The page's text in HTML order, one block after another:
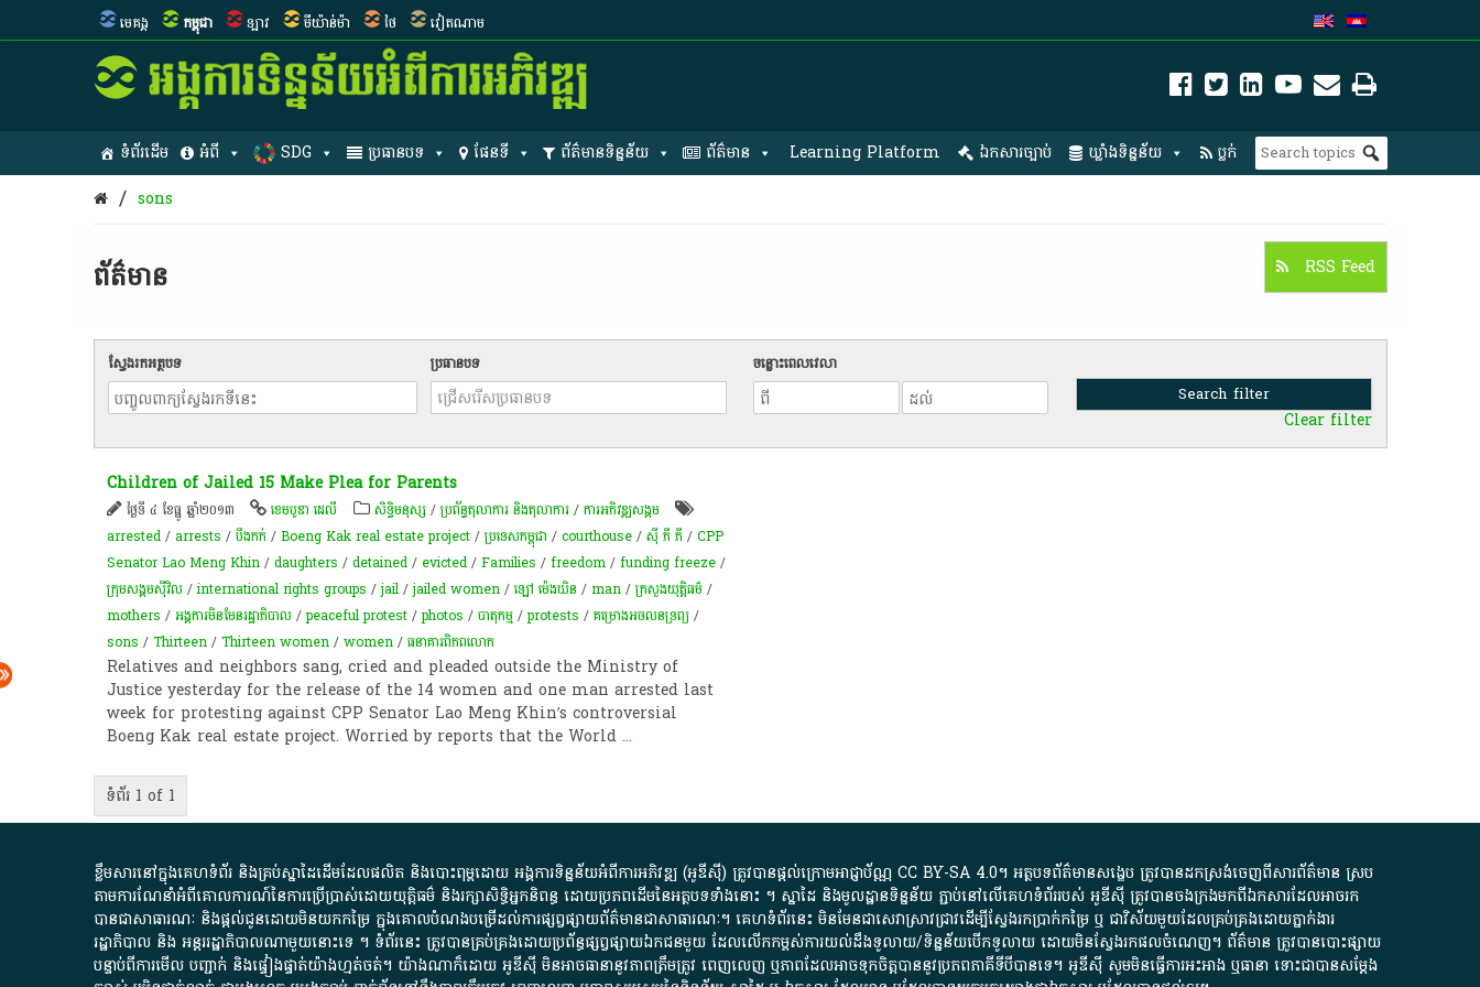
មេគង្គ កម្ពុជា ឡាវ មីយ៉ាន់ម៉ា ថៃ វៀតណាម
ទំព័រដើម អំពី SDG ប្រធានបទ ផែនទី ព័ត៌មានទិន្នន័យ ព័ត៌មាន Learning Platform ឯកសារច្បាប់ ឃ្លាំងទិន្នន័យ ប្លក់
/ sons
ព័ត៌មាន​ RSS Feed
ស្វែងរកអត្ថបទ ប្រធានបទ ចន្លោះពេលវេលា
Clear filter
Children of Jailed 15 Make Plea for Parents
ថ្ងៃទី ៤ ខែធ្នូ ឆ្នាំ២០១៣ ខេមបូឌា ដេលី សិទ្ធិមនុស្ស/ប្រព័ន្ធតុលាការ និងតុលាការ/ការ​អភិវឌ្ឍ​សង្គម
arrested/arrests /បឹងកក់/Boeng Kak real estate project/ប្រទេសកម្ពុជា /courthouse/ស៊ី ភី ភី/CPP
Senator Lao Meng Khin/daughters /detained/ evicted/Families /freedom/funding freeze/
ក្រុម​សង្គម​ស៊ីវិល​/international rights groups /jail/jailed women/ឡៅ ម៉េងឃិន /man/ក្រសួងយុត្តិធម៌/
mothers /អង្គការមិនមែនរដ្ឋាភិបាល/peaceful protest/photos /បាតុកម្ម​/protests /គម្រោង​អចលនទ្រព្យ/
sons /Thirteen/Thirteen women/women/ធនាគារពិភពលោក
Relatives and neighbors sang, cried and pleaded outside the Ministry of
Justice yesterday for the release of the 14 women and one man arrested last
week for protesting against CPP Senator Lao Meng Khin’s controversial
Boeng Kak real estate project. Worried by reports that the World ...
ទំព័រ 1 of 1
ខ្លឹមសារ​នៅ​ក្នុង​គេហទំព័រ និង​គ្រប់​ស្នា​ដៃ​ដើម​ដែល​ផលិត​ និង​បោះពុម្ព​ដោយ​ អង្គការ​ទិន្នន័យ​អំពី​ការអភិវឌ្ឍ​​ (អូ​ឌី​ស៊ី)​ ត្រូវ​បាន​ផ្តល់​ក្រោម​អាជ្ញាប័ណ្ណ​ CC BY-SA 4.0។​ អត្ថបទ​ព័ត៌មាន​សង្ខេប​ ត្រូវ​បាន​ដកស្រង់​ចេញពី​សារព័ត៌មាន ស្រប
តាមការ​ណែនាំ​អំពី​គោលការណ៍​នៃ​ការ​ប្រើប្រាស់​ដោយ​យុត្តិធម៌​ និង​រក្សាសិទ្ធិអ្នកនិពន្ធ ដោយ​ប្រភពដើម​នៃ​​អត្ថបទទាំង​នោះ​ ។​ ស្នាដៃ​ និង​មូលដ្ឋាន​ទិន្នន័យ ​ភ្ជាប់​នៅ​លើ​គេហទំព័រ​របស់​ អូ​ឌី​ស៊ី​ ត្រូវ​បាន​ចងក្រង​មក​ពី​ឯកសារ​ដែល​អាច​រក​
បានជា​សាធារណៈ​ និង​ផ្តល់​ជូន​ដោយ​មិន​យក​កម្រៃ​ ក្នុង​គោលបំណង​បម្រើ​ដល់ការ​ផ្សព្វផ្សាយ​ព័ត៌មាន​ជា​សាធារណៈ​។​ គេហទំព័រ​នេះ​ មិនមែន​ជា​សេវា​ស្រាវជ្រាវ​ដើម្បី​ស្វែងរកប្រាក់​កម្រៃ​ ឬ​ ជា​វិស័យ​មួយ​ដែល​គ្រប់គ្រង​ដោយ​ភ្នាក់ងារ​
រដ្ឋាភិបាល​ និង ​អន្តររដ្ឋាភិបាល​ណាមួយ​នោះ​ទេ ​។​ ទំព័រ​នេះ​ ត្រូវ​បាន​គ្រប់គ្រង​ដោយ​ប្រព័ន្ធ​ផ្សព្វផ្សាយ​ឯកជន​មួយ​ ដែល​លើកកម្ពស់​ការ​យល់​ដឹង​ទូលាយ​/​ទិន្នន័យ​បើក​ទូលាយ​ ដោយ​មិនស្វែង​រក​ផល​ចំណេញ​។​ ព័ត៌មាន​ ត្រូវ​បាន​បោះផ្សាយ​
បន្ទាប់​ពី​ការ​មើល​ បញ្ជាក់​ និង​ផ្ទៀងផ្ទាត់​យ៉ាង​ហ្មត់ចត់​។​ យ៉ាងណា​ក៏​ដោយ​ អូ​ឌី​ស៊ី​ មិន​អាច​ធានា​នូវ​ភាព​ត្រឹមត្រូវ​ ពេញលេញ​ ឬ​ភាព​ដែល​អាច​ទុកចិត្ត​បាននូវ​ប្រភព​ភាគី​ទី​បី​បាន​ទេ​។​ អូ​ឌី​ស៊ី​ សូម​មិន​ធ្វើការ​អះអាង​ ឬ​ធានា​ ទោះជា​បាន​សម្តែង​